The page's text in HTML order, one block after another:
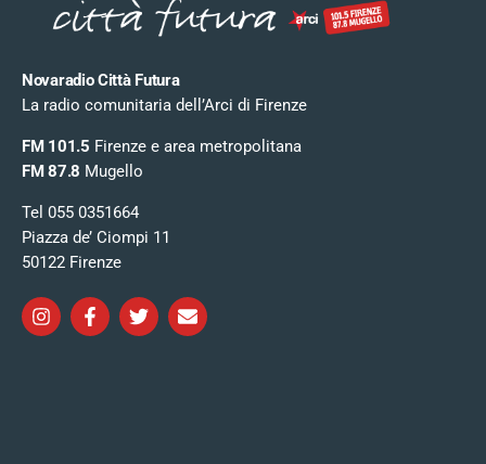
Novaradio Città Futura
La radio comunitaria dell’Arci di Firenze
FM 101.5 Firenze e area metropolitana
FM 87.8 Mugello
Tel 055 0351664
Piazza de’ Ciompi 11
50122 Firenze